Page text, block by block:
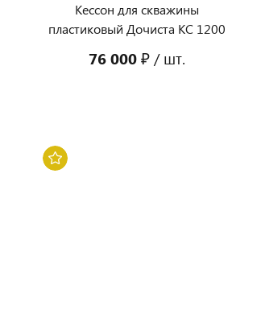
Кессон для скважины
пластиковый Дочиста КС 1200
76 000 ₽/ шт.